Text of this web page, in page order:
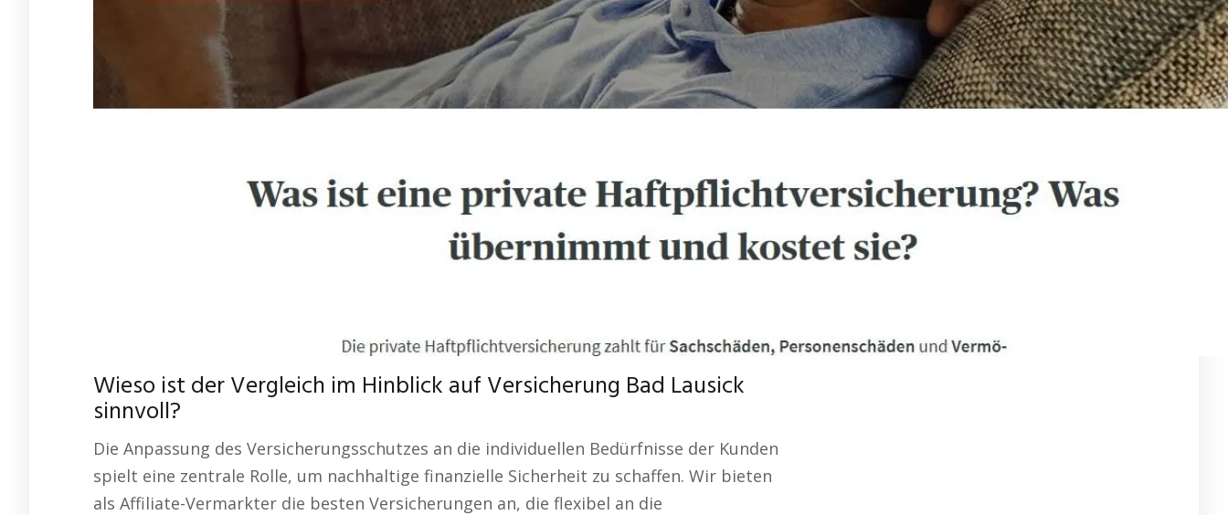
Wieso ist der Vergleich im Hinblick auf Versicherung Bad Lausick
sinnvoll?
Die Anpassung des Versicherungsschutzes an die individuellen Bedürfnisse der Kunden
spielt eine zentrale Rolle, um nachhaltige finanzielle Sicherheit zu schaffen. Wir bieten
als Affiliate-Vermarkter die besten Versicherungen an, die flexibel an die